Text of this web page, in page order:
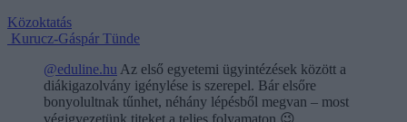
Közoktatás
Kurucz-Gáspár Tünde
@eduline.hu Az első egyetemi ügyintézések között a
diákigazolvány igénylése is szerepel. Bár elsőre
bonyolultnak tűnhet, néhány lépésből megvan – most
végigvezetünk titeket a teljes folyamaton.😉